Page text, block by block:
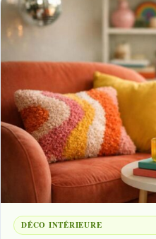
DÉCO INTÉRIEURE